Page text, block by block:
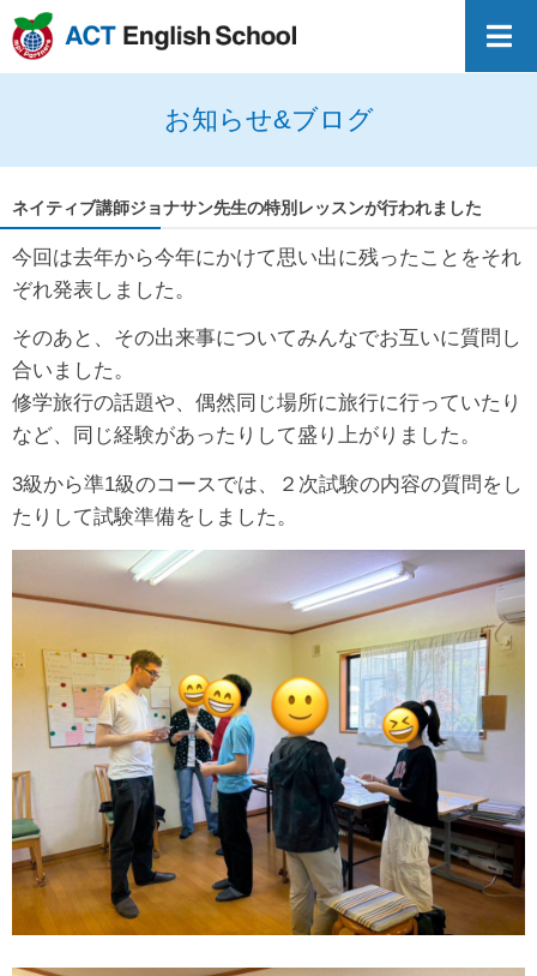
お知らせ&ブログ
ネイティブ講師ジョナサン先生の特別レッスンが行われました
今回は去年から今年にかけて思い出に残ったことをそれ
ぞれ発表しました。
そのあと、その出来事についてみんなでお互いに質問し
合いました。
修学旅行の話題や、偶然同じ場所に旅行に行っていたり
など、同じ経験があったりして盛り上がりました。
3級から準1級のコースでは、２次試験の内容の質問をし
たりして試験準備をしました。